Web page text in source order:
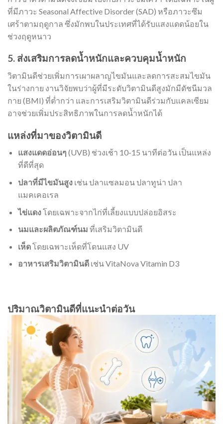
ที่มีภาวะ Seasonal Affective Disorder (SAD) หรือภาวะซึม
เศร้าตามฤดูกาล ซึ่งมักพบในประเทศที่ได้รับแสงแดดน้อยใน
ช่วงฤดูหนาว
5. ส่งเสริมการลดน้ำหนักและควบคุมน้ำหนัก
วิตามินดีช่วยเพิ่มการเผาผลาญไขมันและลดการสะสมไขมัน
ในร่างกาย งานวิจัยพบว่าผู้ที่มีระดับวิตามินดีสูงมักมีดัชนีมวล
กาย (BMI) ที่ต่ำกว่า และการเสริมวิตามินดีร่วมกับแคลเซียม
อาจช่วยเพิ่มประสิทธิภาพในการลดน้ำหนักได้
แหล่งที่มาของวิตามินดี
แสงแดดอ่อนๆ (UVB) ช่วงเช้า 10-15 นาทีต่อวัน เป็นแหล่ง
ที่ดีที่สุด
ปลาที่มีไขมันสูงเช่น ปลาแซลมอน ปลาทูน่า ปลา
แมคเคอเรล
ไข่แดงโดยเฉพาะจากไก่ที่เลี้ยงแบบปล่อยอิสระ
นมและผลิตภัณฑ์นม ที่เสริมวิตามินดี
เห็ดโดยเฉพาะเห็ดที่โดนแสง UV
อาหารเสริมวิตามินดีเช่น VitaNova Vitamin D3
ปริมาณวิตามินดีที่แนะนำต่อวัน